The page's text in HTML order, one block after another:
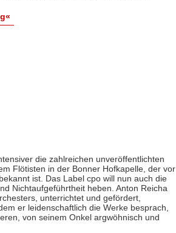
die zahlreichen unveröffentlichten
Flötisten in der Bonner Hofkapelle, der vor
ist. Das Label cpo will nun auch die
Nichtaufgeführtheit heben. Anton Reicha
unterrichtet und gefördert,
er leidenschaftlich die Werke besprach,
von seinem Onkel argwöhnisch und